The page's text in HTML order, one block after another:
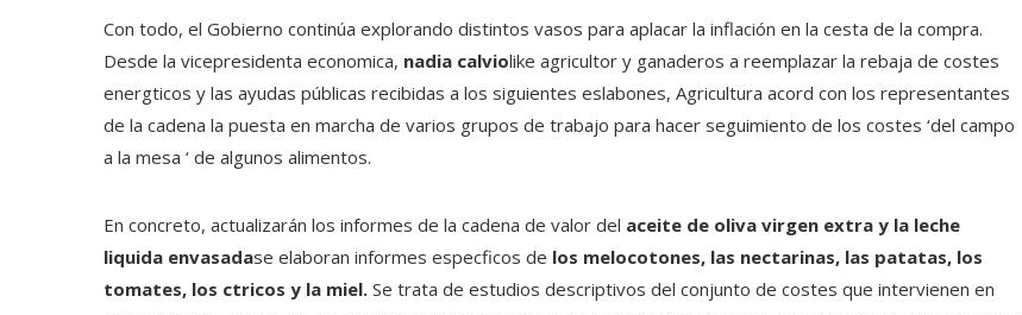
Con todo, el Gobierno continúa explorando distintos vasos para aplacar la inflación en la cesta de la compra.
Desde la vicepresidenta economica, nadia calviolike agricultor y ganaderos a reemplazar la rebaja de costes
energticos y las ayudas públicas recibidas a los siguientes eslabones, Agricultura acord con los representantes
de la cadena la puesta en marcha de varios grupos de trabajo para hacer seguimiento de los costes ‘del campo
a la mesa ‘ de algunos alimentos.
En concreto, actualizarán los informes de la cadena de valor del aceite de oliva virgen extra y la leche
liquida envasadase elaboran informes especficos de los melocotones, las nectarinas, las patatas, los
tomates, los ctricos y la miel. Se trata de estudios descriptivos del conjunto de costes que intervienen en